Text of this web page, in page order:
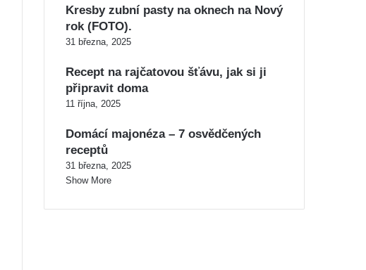
Kresby zubní pasty na oknech na Nový
rok (FOTO).
31 března, 2025
Recept na rajčatovou šťávu, jak si ji
připravit doma
11 října, 2025
Domácí majonéza – 7 osvědčených
receptů
31 března, 2025
Show More